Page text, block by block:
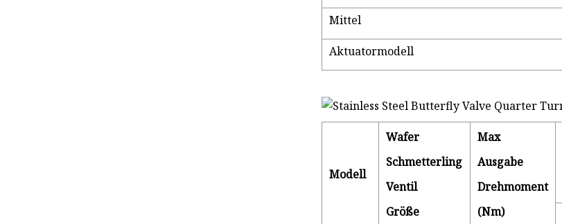
Mittel
Aktuatormodell
Modell
Wafer
Schmetterling
Ventil
Größe
Max
Ausgabe
Drehmoment
(Nm)